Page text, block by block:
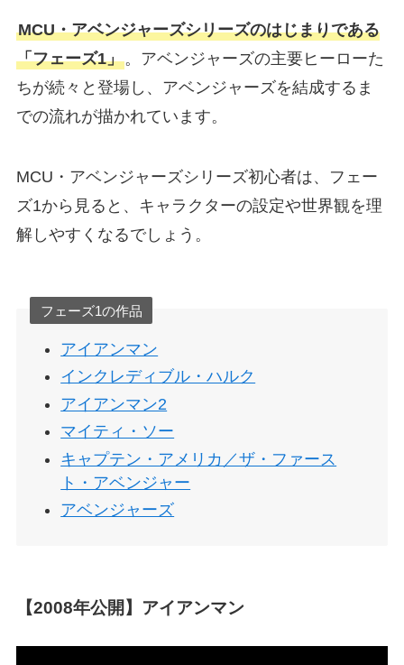
MCU・アベンジャーズシリーズのはじまりである
「フェーズ1」。アベンジャーズの主要ヒーローた
ちが続々と登場し、アベンジャーズを結成するま
での流れが描かれています。
MCU・アベンジャーズシリーズ初心者は、フェー
ズ1から見ると、キャラクターの設定や世界観を理
解しやすくなるでしょう。
フェーズ1の作品
アイアンマン
インクレディブル・ハルク
アイアンマン2
マイティ・ソー
キャプテン・アメリカ／ザ・ファース
ト・アベンジャー
アベンジャーズ
【2008年公開】アイアンマン